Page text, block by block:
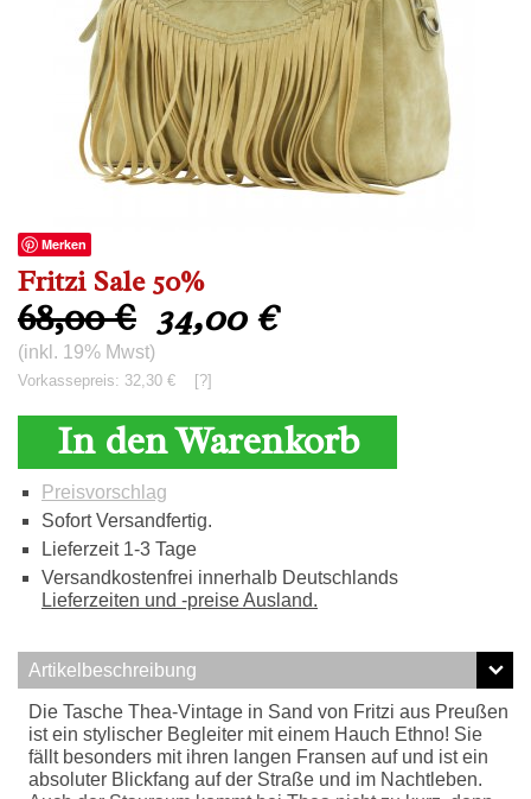
Merken
Fritzi Sale 50%
68,00 € 34,00 €
(inkl. 19% Mwst)
Vorkassepreis: 32,30 € [?]
In den Warenkorb
Preisvorschlag
Sofort Versandfertig.
Lieferzeit 1-3 Tage
Versandkostenfrei innerhalb Deutschlands
Lieferzeiten und -preise Ausland.
Artikelbeschreibung
Die Tasche Thea-Vintage in Sand von Fritzi aus Preußen
ist ein stylischer Begleiter mit einem Hauch Ethno! Sie
fällt besonders mit ihren langen Fransen auf und ist ein
absoluter Blickfang auf der Straße und im Nachtleben.